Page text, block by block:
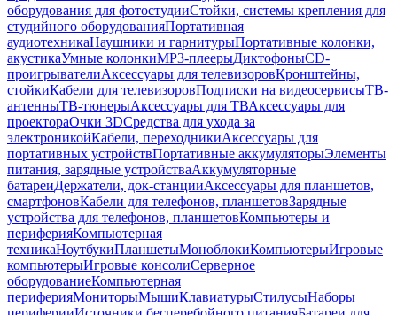
оборудования для фотостудииСтойки, системы крепления для
студийного оборудованияПортативная
аудиотехникаНаушники и гарнитурыПортативные колонки,
акустикаУмные колонкиMP3-плеерыДиктофоныCD-
проигрывателиАксессуары для телевизоровКронштейны,
стойкиКабели для телевизоровПодписки на видеосервисыТВ-
антенныТВ-тюнерыАксессуары для ТВАксессуары для
проектораОчки 3DСредства для ухода за
электроникойКабели, переходникиАксессуары для
портативных устройствПортативные аккумуляторыЭлементы
питания, зарядные устройстваАккумуляторные
батареиДержатели, док-станцииАксессуары для планшетов,
смартфоновКабели для телефонов, планшетовЗарядные
устройства для телефонов, планшетовКомпьютеры и
периферияКомпьютерная
техникаНоутбукиПланшетыМоноблокиКомпьютерыИгровые
компьютерыИгровые консолиСерверное
оборудованиеКомпьютерная
периферияМониторыМышиКлавиатурыСтилусыНаборы